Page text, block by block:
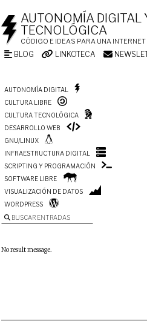
AUTONOMÍA DIGITAL
TECNOLÓGICA
CÓDIGO E IDEAS PARA UNA
BLOG LINKOTECA
AUTONOMÍA DIGITAL
CULTURA LIBRE
CULTURA TECNOLÓGICA
DESARROLLO WEB
GNU/LINUX
INFRAESTRUCTURA DIGITAL
SCRIPTING Y PROGRAMACIÓN
SOFTWARE LIBRE
VISUALIZACIÓN DE DATOS
WORDPRESS
BUSCAR ENTRADAS
No result message.